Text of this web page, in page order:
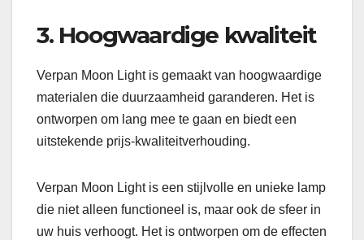
3. Hoogwaardige kwaliteit
Verpan Moon Light is gemaakt van hoogwaardige
materialen die duurzaamheid garanderen. Het is
ontworpen om lang mee te gaan en biedt een
uitstekende prijs-kwaliteitverhouding.
Verpan Moon Light is een stijlvolle en unieke lamp
die niet alleen functioneel is, maar ook de sfeer in
uw huis verhoogt. Het is ontworpen om de effecten